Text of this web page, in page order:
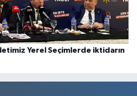
Yerel Seçimlerde iktidarın